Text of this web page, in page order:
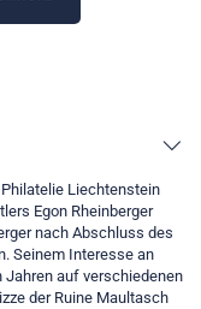
Liechtenstein
Egon Rheinberger
nach Abschluss des
Seinem Interesse an
Jahren auf verschiedenen
der Ruine Maultasch